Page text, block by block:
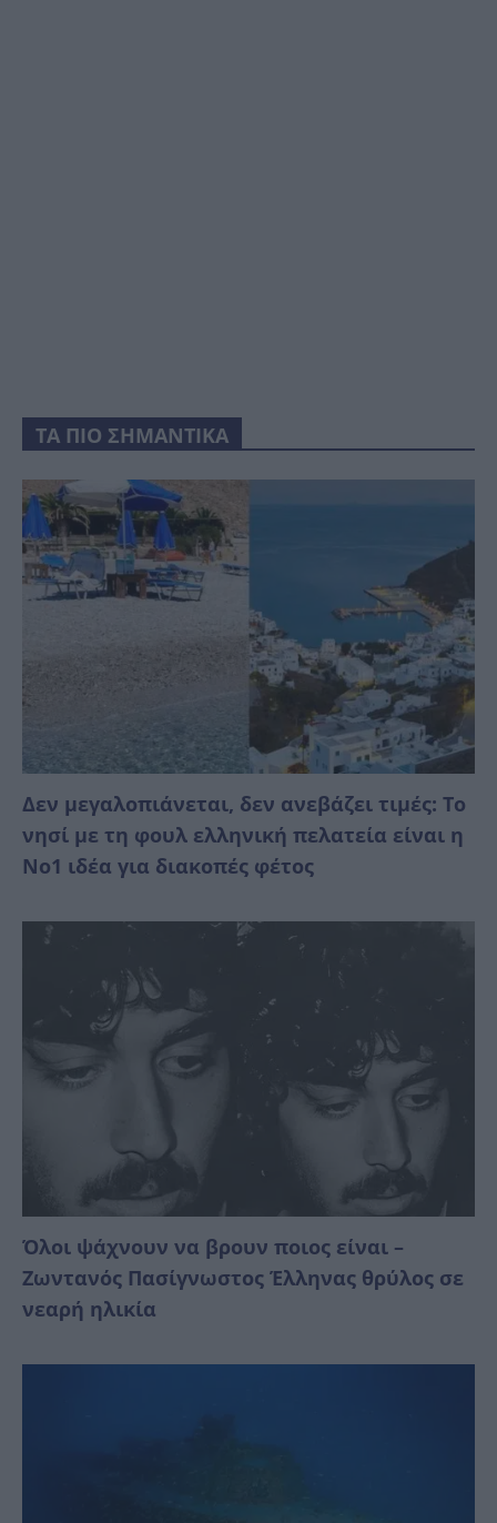
ΤΑ ΠΙΟ ΣΗΜΑΝΤΙΚΑ
Δεν μεγαλοπιάνεται, δεν ανεβάζει τιμές: Το
νησί με τη φουλ ελληνική πελατεία είναι η
No1 ιδέα για διακοπές φέτος
Όλοι ψάχνουν να βρουν ποιος είναι –
Ζωντανός Πασίγνωστος Έλληνας θρύλος σε
νεαρή ηλικία